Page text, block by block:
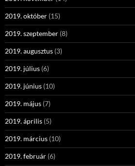
2019. október (15)
2019. szeptember (8)
2019. augusztus (3)
2019. július (6)
2019. június (10)
2019. május (7)
2019. április (5)
2019. március (10)
2019. február (6)